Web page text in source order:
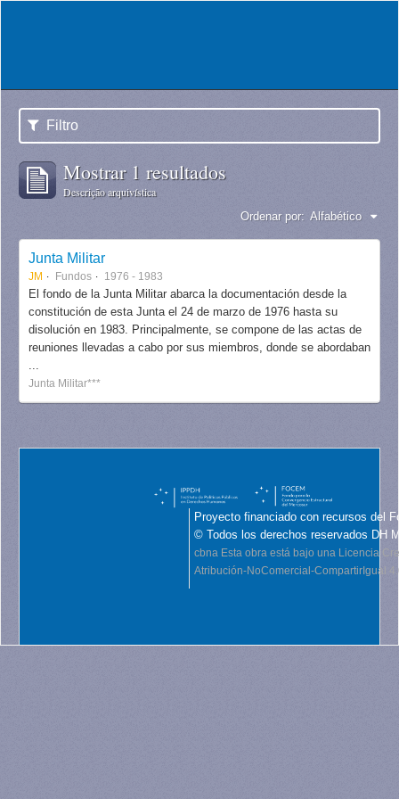
Filtro
Mostrar 1 resultados
Descrição arquivística
Ordenar por: Alfabético
Junta Militar
JM Fundos 1976 - 1983
El fondo de la Junta Militar abarca la documentación desde la
constitución de esta Junta el 24 de marzo de 1976 hasta su
disolución en 1983. Principalmente, se compone de las actas de
reuniones llevadas a cabo por sus miembros, donde se abordaban
...
Junta Militar***
Proyecto financiado con recursos del
© Todos los derechos reservados DH
cbna Esta obra está bajo una Licencia
Atribución-NoComercial-CompartirIgual